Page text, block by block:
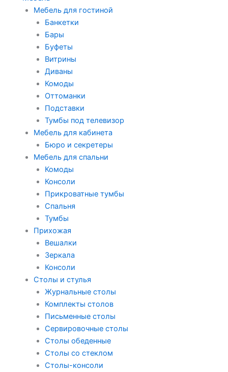
Мебель для гостиной
Банкетки
Бары
Буфеты
Витрины
Диваны
Комоды
Оттоманки
Подставки
Тумбы под телевизор
Мебель для кабинета
Бюро и секретеры
Мебель для спальни
Комоды
Консоли
Прикроватные тумбы
Спальня
Тумбы
Прихожая
Вешалки
Зеркала
Консоли
Столы и стулья
Журнальные столы
Комплекты столов
Письменные столы
Сервировочные столы
Столы обеденные
Столы со стеклом
Столы-консоли